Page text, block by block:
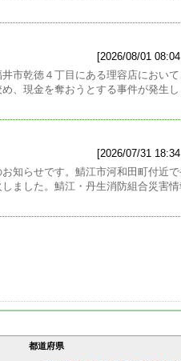
[2026/08/01
市乾徳４丁目にある理容店におい
、現金を奪おうとする事件が発生
[2026/07/31
知らせです。鯖江市河和田町付近
ました。鯖江・丹生消防組合災害
都道府県